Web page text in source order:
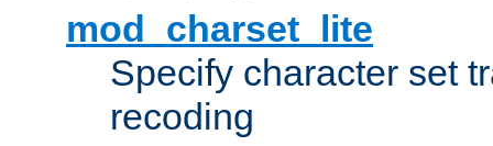
mod_charset_lite
Specify character set
recoding